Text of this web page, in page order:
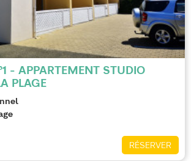
- APPARTEMENT STUDIO
PLAGE
RÉSERVER